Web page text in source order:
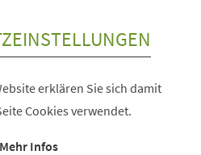
erklären Sie sich damit
Cookies verwendet.
Mehr Infos